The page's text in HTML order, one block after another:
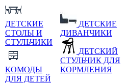
ДЕТСКИЕ
СТОЛЫ И
СТУЛЬЧИКИ
КОМОДЫ
ДЛЯ ДЕТЕЙ
ДЕТСКИЕ
ДИВАНЧИКИ
ДЕТСКИЙ
СТУЛЬЧИК ДЛЯ
КОРМЛЕНИЯ